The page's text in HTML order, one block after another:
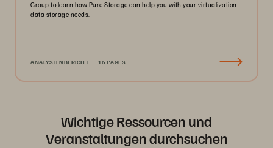
Group to learn how Pure Storage can help you with your virtualization
data storage needs.
ANALYSTENBERICHT 16 PAGES
Wichtige Ressourcen und
Veranstaltungen durchsuchen